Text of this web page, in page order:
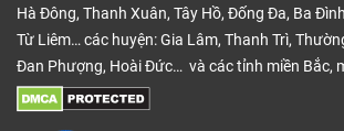
Hà Đông, Thanh Xuân, Tây Hồ, Đống Đa, Ba
Từ Liêm… các huyện: Gia Lâm, Thanh Trì,
Đan Phượng, Hoài Đức… và các tỉnh miền Bắc,